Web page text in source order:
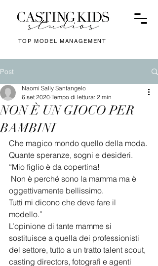
TOP MODEL MANAGEMENT
Post
NON È UN GIOCO PER
BAMBINI
Naomi Sally Santangelo
6 set 2020 Tempo di lettura: 2 min
Che magico mondo quello della moda.
Quante speranze, sogni e desideri.
“Mio figlio è da copertina!
oggettivamente bellissimo.
Tutti mi dicono che deve fare il
modello.”
L’opinione di tante mamme si
sostituisce a quella dei professionisti
del settore, tutto a un tratto talent scout,
casting directors, fotografi e agenti